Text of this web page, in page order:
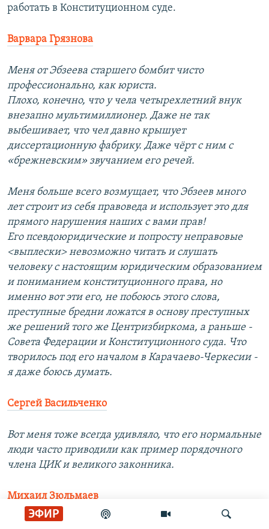
ЭФИР
работать в Конституционном суде.
Варвара Грязнова
Меня от Эбзеева старшего бомбит чисто
профессионально, как юриста.
Плохо, конечно, что у чела четырехлетний внук
внезапно мультимиллионер. Даже не так
выбешивает, что чел давно крышует
диссертационную фабрику. Даже чёрт с ним с
«брежневским» звучанием его речей.
Меня больше всего возмущает, что Эбзеев много
лет строит из себя правоведа и использует это для
прямого нарушения наших с вами прав!
Его псевдоюридические и попросту неправовые
<выплески> невозможно читать и слушать
человеку с настоящим юридическим образованием
и пониманием конституционного права, но
именно вот эти его, не побоюсь этого слова,
преступные бредни ложатся в основу преступных
же решений того же Центризбиркома, а раньше -
Совета Федерации и Конституционного суда. Что
творилось под его началом в Карачаево-Черкесии -
я даже боюсь думать.
Сергей Васильченко
Вот меня тоже всегда удивляло, что его нормальные
люди часто приводили как пример порядочного
члена ЦИК и великого законника.
Михаил Зюльмаев